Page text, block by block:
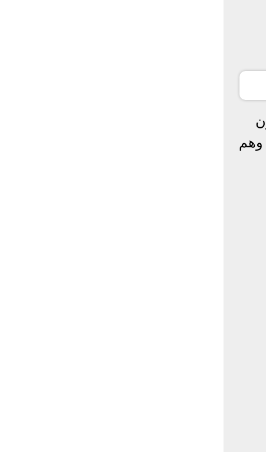
وهم